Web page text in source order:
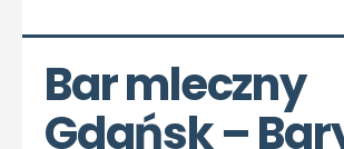
Bar mleczny
Gdańsk –